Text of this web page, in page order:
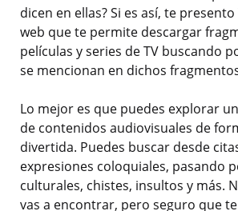
dicen en ellas? Si es así, te
web que te permite descargar
películas y series de TV buscando
se mencionan en dichos
Lo mejor es que puedes explorar
de contenidos audiovisuales de
divertida. Puedes buscar desde
expresiones coloquiales, pasando
culturales, chistes, insultos y más.
vas a encontrar, pero seguro que